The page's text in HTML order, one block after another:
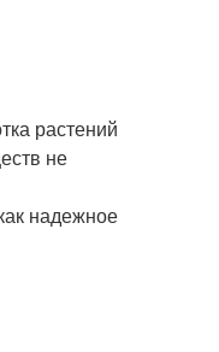
растений
не
надежное